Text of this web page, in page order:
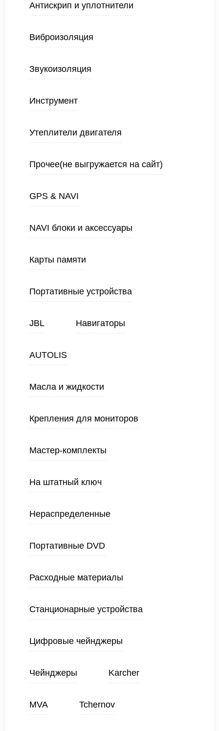
Антискрип и уплотнители
Виброизоляция
Звукоизоляция
Инструмент
Утеплители двигателя
Прочее(не выгружается на сайт)
GPS & NAVI
NAVI блоки и аксессуары
Карты памяти
Портативные устройства
JBL Навигаторы
AUTOLIS
Масла и жидкости
Крепления для мониторов
Мастер-комплекты
На штатный ключ
Нераспределенные
Портативные DVD
Расходные материалы
Станционарные устройства
Цифровые чейнджеры
Чейнджеры Karcher
MVA Tchernov